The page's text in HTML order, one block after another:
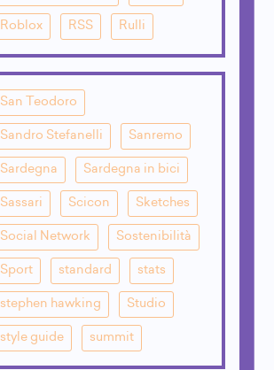
Roblox RSS Rulli
San Teodoro
Sandro Stefanelli Sanremo
Sardegna Sardegna in bici
Sassari Scicon Sketches
Social Network Sostenibilità
Sport standard stats
stephen hawking Studio
style guide summit